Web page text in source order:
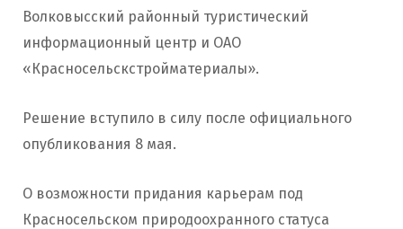
Волковысский районный туристический
информационный центр и ОАО
«Красносельскстройматериалы».
Решение вступило в силу после официального
опубликования 8 мая.
О возможности придания карьерам под
Красносельском природоохранного статуса